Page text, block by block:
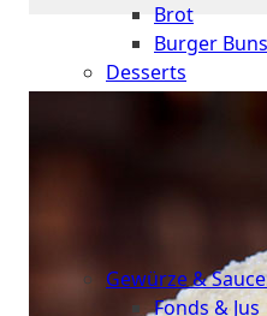
Brot
Burger
Desserts
Gewürze &
Fonds & Jus